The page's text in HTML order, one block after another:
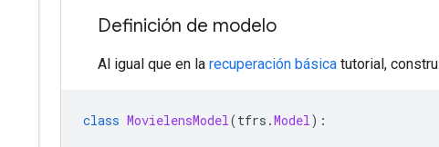
Definición de modelo
Al igual que en la recuperación básica tutorial,
class MovielensModel(tfrs .Model):